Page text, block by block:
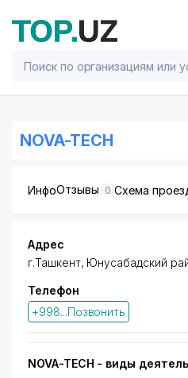
NOVA-TECH
ИнфоОтзывы 0 Схема
Адрес
г.Ташкент, Юнусабадский
Телефон
+998...Позвонить
NOVA-TECH - виды